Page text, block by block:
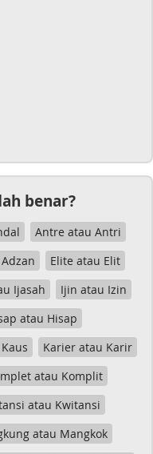
benar?
Antre atau Antri
Elite atau Elit
Ijasah
Ijin atau Izin
atau Hisap
Karier atau Karir
atau Komplit
atau Kwitansi
atau Mangkok